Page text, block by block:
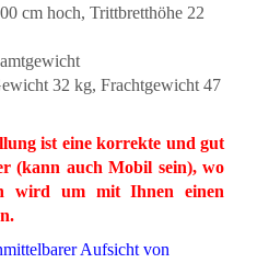
cm hoch, Trittbretthöhe 22
32 kg, Frachtgewicht 47
ist eine korrekte und gut
(kann auch Mobil sein), wo
wird um mit Ihnen einen
Aufsicht von